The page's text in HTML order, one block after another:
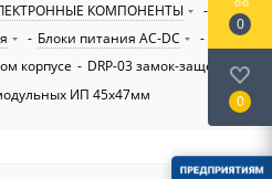
КОМПОНЕНТЫ
-
- Блоки питания AC-DC
-
корпусе - DRP-03 замок-защелка на
ИП 45х47мм
0
0